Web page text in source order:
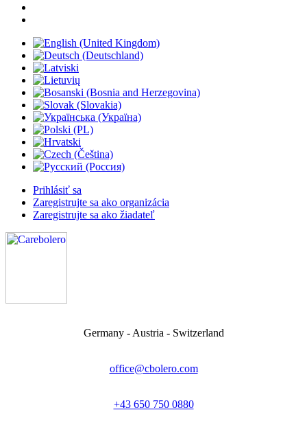
Prihlásiť sa
Zaregistrujte sa ako organizácia
Zaregistrujte sa ako žiadateľ
Germany - Austria - Switzerland
office@cbolero.com
+43 650 750 0880